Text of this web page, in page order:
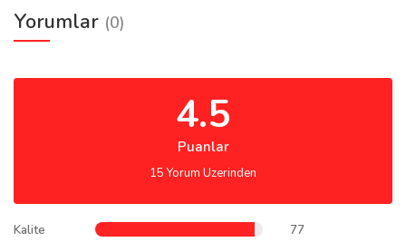
Yorumlar (0)
4.5
Puanlar
15 Yorum Uzerinden
Kalite 77